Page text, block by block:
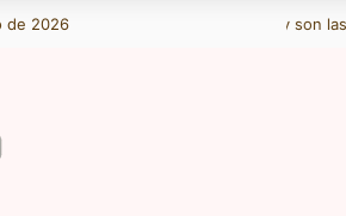
de 2026
Sábado 8 de Agosto de 2026 y son las